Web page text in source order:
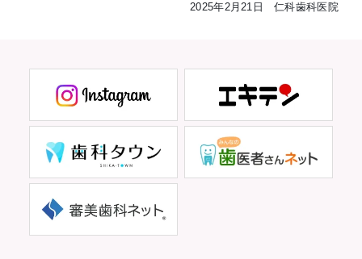
2025年2月21日 仁科歯科医院